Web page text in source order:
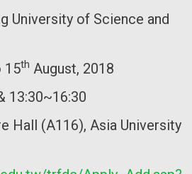
of Science and
15th August, 2018
13:30~16:30
Hall (A116), Asia University